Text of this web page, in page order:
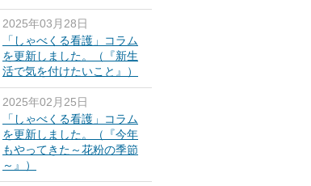
2025年03月28日
「しゃべくる看護」コラム
を更新しました。（『新生
活で気を付けたいこと』）
2025年02月25日
「しゃべくる看護」コラム
を更新しました。（『今年
もやってきた～花粉の季節
～』）